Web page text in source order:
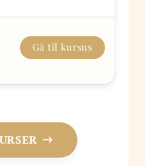
Gå til kursus